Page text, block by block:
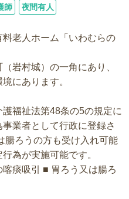
師 夜間有人
老人ホーム「いわむらの
岩村城）の一角にあり、
にあります。
福祉法第48条の5の規定に
業者として行政に登録さ
腸ろうの方も受け入れ可能
為が実施可能です。
痰吸引 ■ 胃ろう又は腸ろ